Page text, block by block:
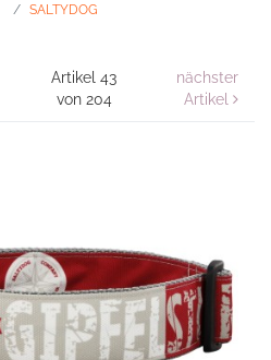
SALTYDOG
Artikel 43
von 204
nächster
Artikel